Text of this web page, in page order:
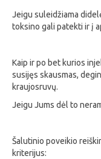
Jeigu suleidžiama
toksino gali patekti ir į
Kaip ir po bet kurios
susijęs skausmas,
kraujosruvų.
Jeigu Jums dėl to
Šalutinio poveikio
kriterijus: